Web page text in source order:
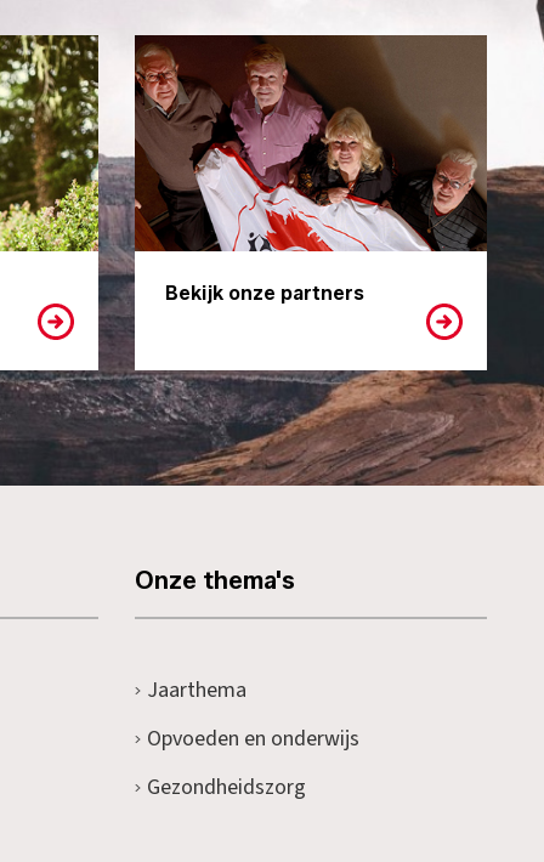
Bekijk onze partners
Onze thema's
Jaarthema
Opvoeden en onderwijs
Gezondheidszorg